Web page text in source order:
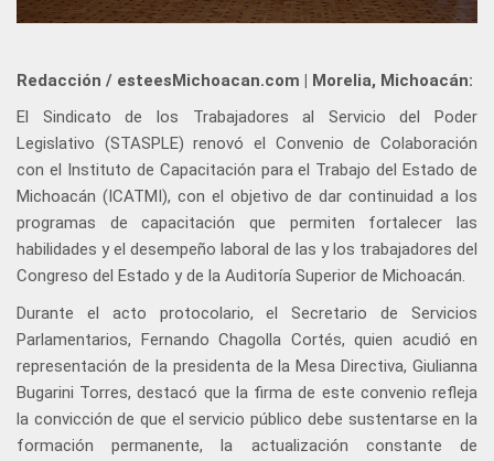
Redacción / esteesMichoacan.com | Morelia, Michoacán:
El Sindicato de los Trabajadores al Servicio del Poder
Legislativo (STASPLE) renovó el Convenio de Colaboración
con el Instituto de Capacitación para el Trabajo del Estado de
Michoacán (ICATMI), con el objetivo de dar continuidad a los
programas de capacitación que permiten fortalecer las
habilidades y el desempeño laboral de las y los trabajadores del
Congreso del Estado y de la Auditoría Superior de Michoacán.
Durante el acto protocolario, el Secretario de Servicios
Parlamentarios, Fernando Chagolla Cortés, quien acudió en
representación de la presidenta de la Mesa Directiva, Giulianna
Bugarini Torres, destacó que la firma de este convenio refleja
la convicción de que el servicio público debe sustentarse en la
formación permanente, la actualización constante de